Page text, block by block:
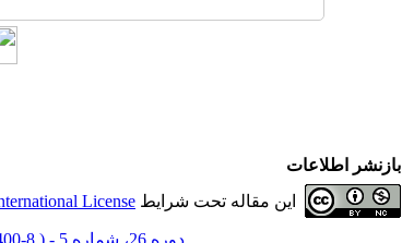
بازنشر اطلاعات
این مقاله تحت شرایط License
دوره 26، شماره 5 - ( 8-1400 )